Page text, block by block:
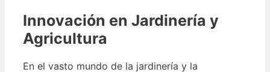
Innovación en Jardinería y
Agricultura
En el vasto mundo de la jardinería y la